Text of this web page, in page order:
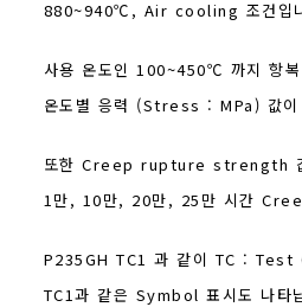
880~940℃, Air cooling 조건입
사용 온도인 100~450℃ 까지 항
온도별 응력 (Stress : MPa) 값이
또한 Creep rupture strength
1만, 10만, 20만, 25만 시간
P235GH TC1 과 같이 TC :
TC1과 같은 Symbol 표시도 나타